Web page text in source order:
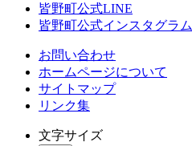
皆野町公式LINE
皆野町公式インスタグラム
お問い合わせ
ホームページについて
サイトマップ
リンク集
文字サイズ